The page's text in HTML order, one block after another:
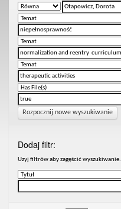
Rozpocznij nowe wyszukiwanie
Dodaj filtr:
Uzyj filtrów aby zagęścić wyszukiwanie.